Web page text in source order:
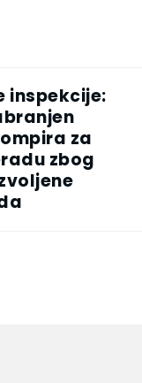
inspekcije:
za
zbog